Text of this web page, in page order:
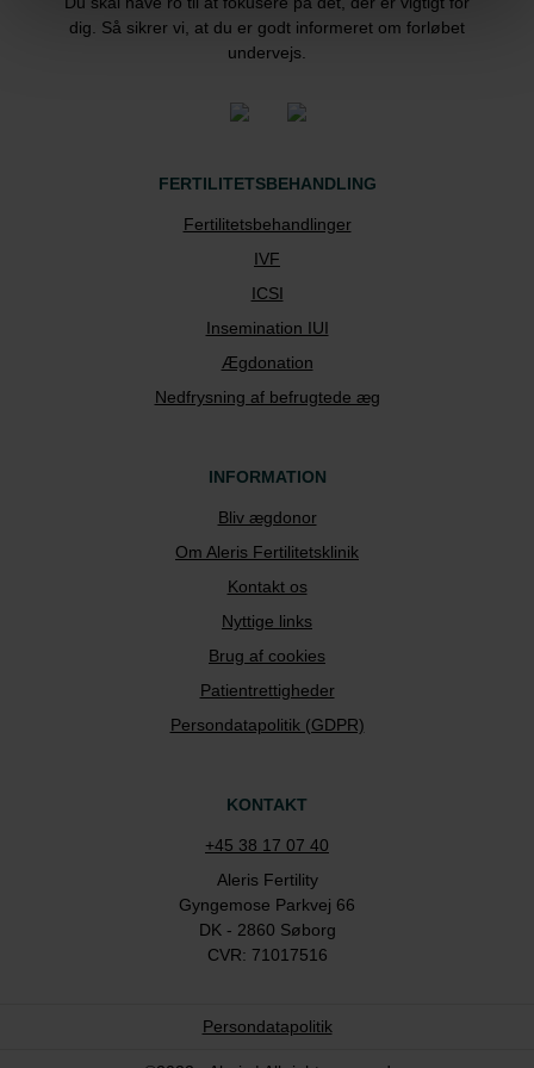
dig. Så sikrer vi, at du er godt informeret om forløbet
undervejs.
FERTILITETSBEHANDLING
Fertilitetsbehandlinger
IVF
ICSI
Insemination IUI
Ægdonation
Nedfrysning af befrugtede æg
INFORMATION
Bliv ægdonor
Om Aleris Fertilitetsklinik
Kontakt os
Nyttige links
Brug af cookies
Patientrettigheder
Persondatapolitik (GDPR)
KONTAKT
+45 38 17 07 40
Aleris Fertility
Gyngemose Parkvej 66
DK - 2860 Søborg
CVR: 71017516
Persondatapolitik